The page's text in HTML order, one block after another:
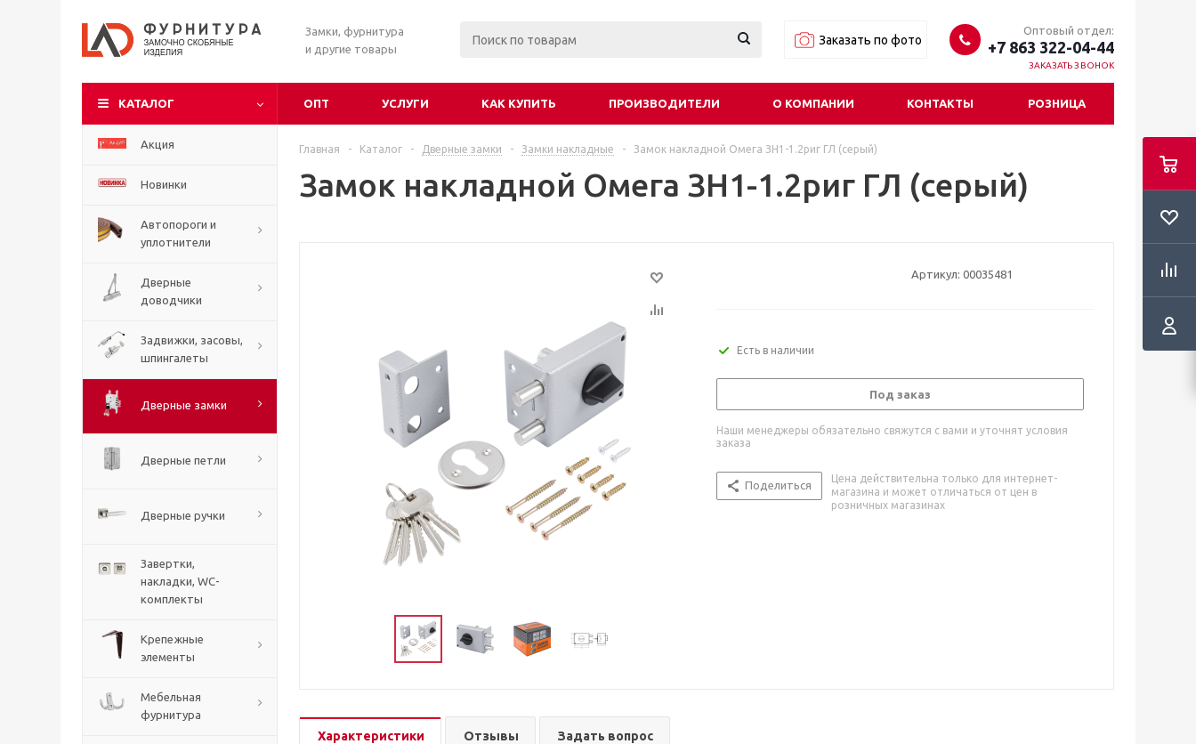
Замки, фурнитура
и другие товары
Заказать по фото
Оптовый отдел:
+7 863 322-04-44
ЗАКАЗАТЬ ЗВОНОК
КАТАЛОГ ОПТ УСЛУГИ КАК КУПИТЬ ПРОИЗВОДИТЕЛИ О КОМПАНИИ КОНТАКТЫ РОЗНИЦА
Акция
Новинки
Автопороги и
уплотнители
Дверные
доводчики
Задвижки, засовы,
шпингалеты
Дверные замки
Дверные петли
Дверные ручки
Завертки,
накладки, WC-
комплекты
Крепежные
элементы
Мебельная
фурнитура
Главная - Каталог - Дверные замки - Замки накладные - Замок накладной Омега ЗН1-1.2риг ГЛ (серый)
Замок накладной Омега ЗН1-1.2риг ГЛ (серый)
Артикул: 00035481
Есть в наличии
Под заказ
Наши менеджеры обязательно свяжутся с вами и уточнят условия
заказа
Поделиться
Цена действительна только для интернет-
магазина и может отличаться от цен в
розничных магазинах
Характеристики Отзывы Задать вопрос